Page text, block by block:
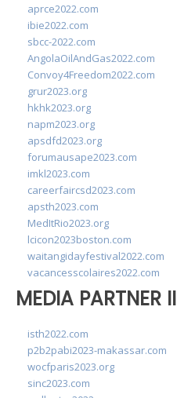
aprce2022.com
ibie2022.com
sbcc-2022.com
AngolaOilAndGas2022.com
Convoy4Freedom2022.com
grur2023.org
hkhk2023.org
napm2023.org
apsdfd2023.org
forumausape2023.com
imkl2023.com
careerfaircsd2023.com
apsth2023.com
MedItRio2023.org
lcicon2023boston.com
waitangidayfestival2022.com
vacancesscolaires2022.com
MEDIA PARTNER II
isth2022.com
p2b2pabi2023-makassar.com
wocfparis2023.org
sinc2023.com